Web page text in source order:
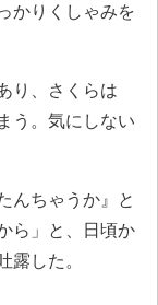
かりくしゃみを
り、さくらは
う。気にしない
んちゃうか』と
ら」と、日頃か
露した。